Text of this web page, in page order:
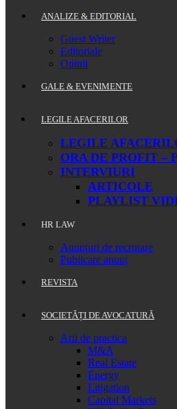
ANALIZE & EDITORIAL
Guest Writer
Editoriale
Opinii
GALE & EVENIMENTE
LEGILE AFACERILOR
LEGILE
ORA DE PROFIT –
INTERVIURI
ARTICOLE
PLAYLIST
HR LAW
Anunțuri de recrutare
Publicare anunț
REVISTA
SOCIETĂȚI DE AVOCATURĂ
Arii de practica
M&A
Real Estate
Energy
Litigation
Capital Markets